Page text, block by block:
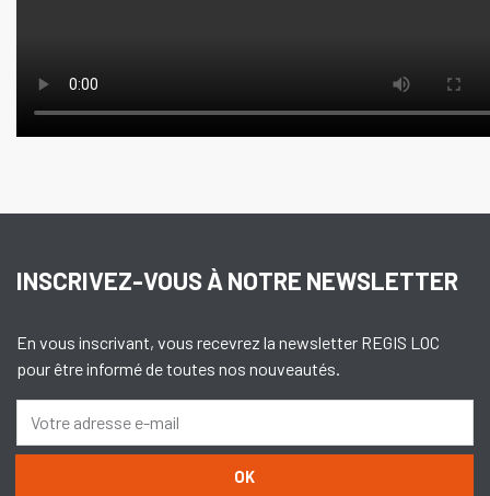
INSCRIVEZ-VOUS À NOTRE NEWSLETTER
En vous inscrivant, vous recevrez la newsletter REGIS LOC
pour être informé de toutes nos nouveautés.
OK